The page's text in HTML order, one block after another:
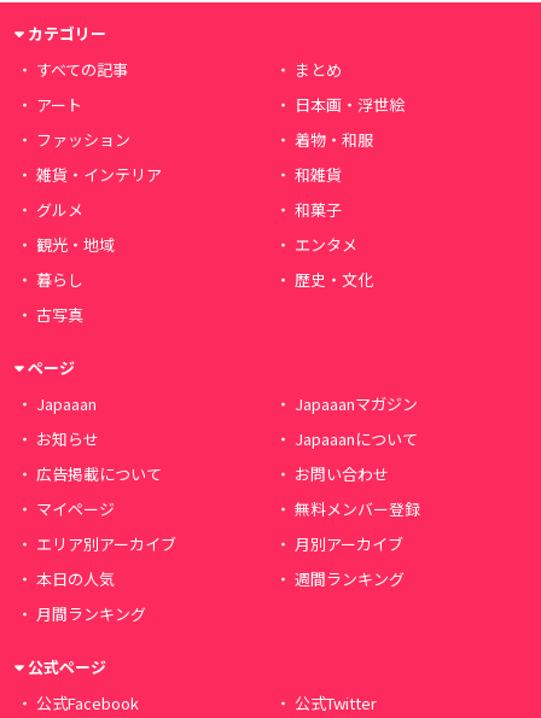
カテゴリー
すべての記事
まとめ
アート
日本画・浮世絵
ファッション
着物・和服
雑貨・インテリア
和雑貨
グルメ
和菓子
観光・地域
エンタメ
暮らし
歴史・文化
古写真
ページ
Japaaan
Japaaanマガジン
お知らせ
Japaaanについて
広告掲載について
お問い合わせ
マイページ
無料メンバー登録
エリア別アーカイブ
月別アーカイブ
本日の人気
週間ランキング
月間ランキング
公式ページ
公式Facebook
公式Twitter